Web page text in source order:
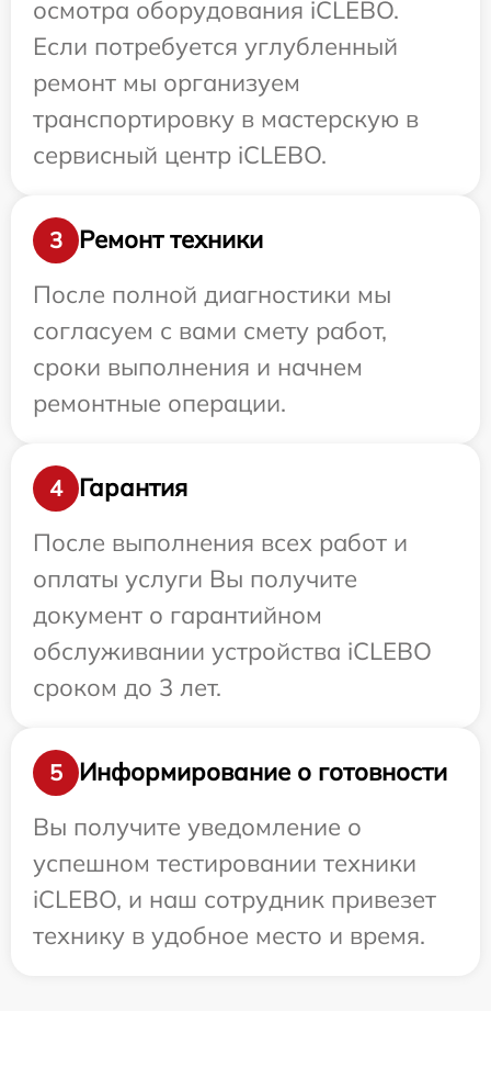
осмотра оборудования iCLEBO.
Если потребуется углубленный
ремонт мы организуем
транспортировку в мастерскую в
сервисный центр iCLEBO.
3
Ремонт техники
После полной диагностики мы
согласуем с вами смету работ,
сроки выполнения и начнем
ремонтные операции.
4
Гарантия
После выполнения всех работ и
оплаты услуги Вы получите
документ о гарантийном
обслуживании устройства iCLEBO
сроком до 3 лет.
5
Информирование о готовности
Вы получите уведомление о
успешном тестировании техники
iCLEBO, и наш сотрудник привезет
технику в удобное место и время.